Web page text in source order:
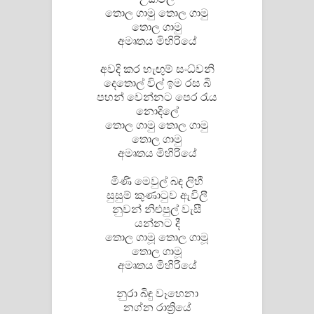
Akahe Indala Song Lyrics - ආකාහේ
Raawaya Song Lyrics - රාවය ගීතයේ
Saddeta Denna Song Lyrics - සද්දෙට
Kaalaya Song Lyrics - කාලය ගීතයේ පද
Aramuna Song Lyrics - අරමුණ ගීතයේ
පද පෙළ
තොල ගාමු තොල ගාමු
තොල ගාමු
අමෘතය මිහිරියේ
අවදි කර හැඟුම් සංධ්වනි
දෙතොල් විල් ඉම රස බී
පහන් වෙන්නට පෙර රැය
නොදිලේ
තොල ගාමු තොල ගාමු
තොල ගාමු
අමෘතය මිහිරියේ
මිණි මෙවුල් බඳ ලිහී
සුසුම් කුණාටුව ඇවිලී
නුවන් නිළුපුල් වැසී
යන්නට දී
තොල ගාමූ තොල ගාමූ
තොල ගාමූ
අමෘතය මිහිරියේ
නුරා බිඳු වෑහෙනා
නග්න රාත්‍රියේ